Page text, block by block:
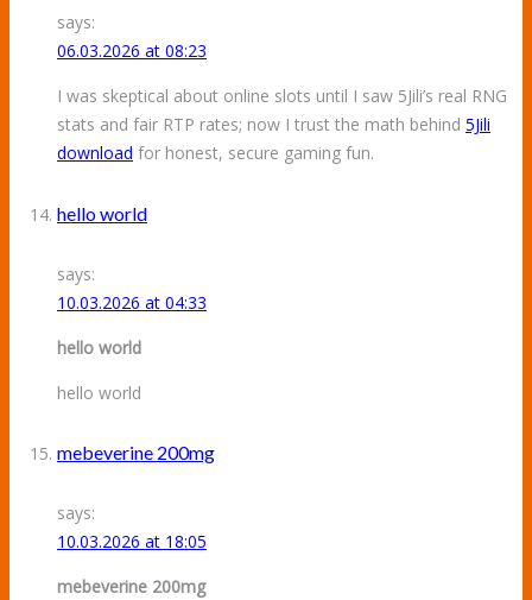
says:
06.03.2026 at 08:23
I was skeptical about online slots until I saw 5Jili’s real RNG
stats and fair RTP rates; now I trust the math behind 5Jili
download for honest, secure gaming fun.
hello world
says:
10.03.2026 at 04:33
hello world
hello world
mebeverine 200mg
says:
10.03.2026 at 18:05
mebeverine 200mg